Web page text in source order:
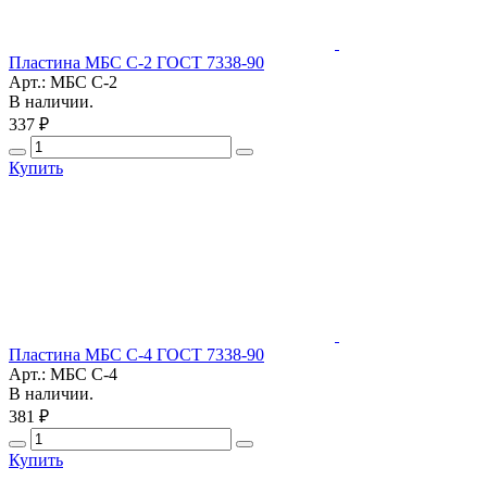
Пластина МБС С-2 ГОСТ 7338-90
Арт.: МБС С-2
В наличии.
337 ₽
Купить
Пластина МБС С-4 ГОСТ 7338-90
Арт.: МБС С-4
В наличии.
381 ₽
Купить